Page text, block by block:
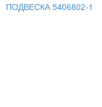
ПОДВЕСКА 5406802-1